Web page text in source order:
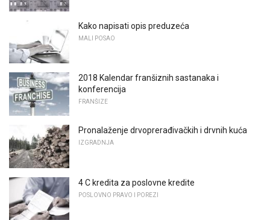
Kako napisati opis preduzeća
MALI POSAO
2018 Kalendar franšiznih sastanaka i
konferencija
FRANŠIZE
Pronalaženje drvoprerađivačkih i drvnih kuća
IZGRADNJA
4 C kredita za poslovne kredite
POSLOVNO PRAVO I POREZI